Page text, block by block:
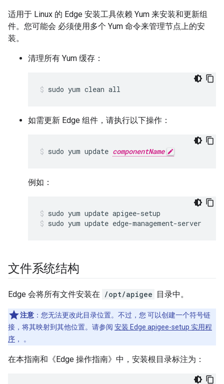
适用于 Linux 的 Edge 安装工具依赖 Yum 来安装和更新组
件。您可能会 必须使用多个 Yum 命令来管理节点上的安
装。
清理所有 Yum 缓存：
sudo yum clean all
如需更新 Edge 组件，请执行以下操作：
sudo yum update componentName
例如：
sudo yum update edge-management-server
文件系统结构
Edge 会将所有文件安装在 /opt/apigee 目录中。
注意 ：您无法更改此目录位置。不过，您 可以创建一个符号链
接，将其映射到其他位置。请参阅 安装 Edge apigee-setup 实用程
序 ， 。
在本指南和《Edge 操作指南》中，安装根目录标注为：